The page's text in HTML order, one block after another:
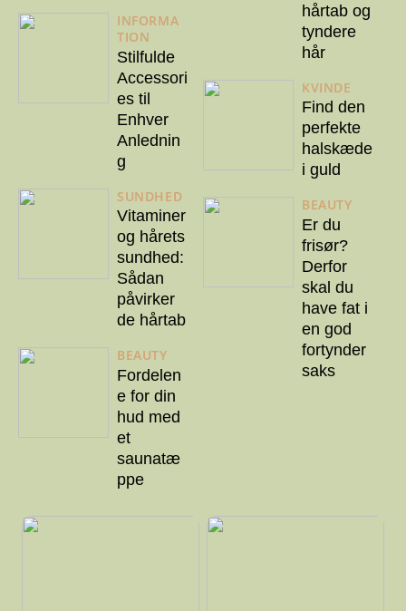
INFORMA
TION
Stilfulde
Accessori
es til
Enhver
Anlednin
g
SUNDHED
Vitaminer
og hårets
sundhed:
Sådan
påvirker
de hårtab
BEAUTY
Fordelen
e for din
hud med
et
saunatæ
ppe
hårtab og
tyndere
hår
KVINDE
Find den
perfekte
halskæde
i guld
BEAUTY
Er du
frisør?
Derfor
skal du
have fat i
en god
fortynder
saks